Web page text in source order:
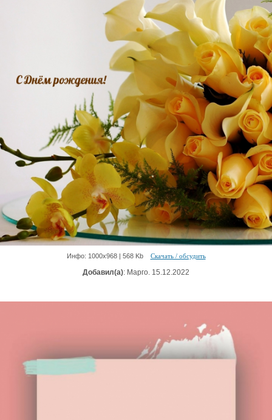
Инфо: 1000х968 | 568 Kb Скачать / обсудить
Добавил(а): Марго. 15.12.2022